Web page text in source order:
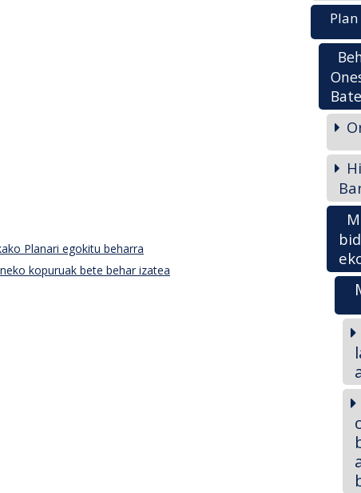
Planari egokitu beharra
kopuruak bete behar izatea